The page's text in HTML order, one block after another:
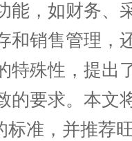
能，如财务、
和销售管理，
特殊性，提出
的要求。本文
标准，并推荐